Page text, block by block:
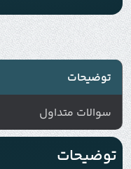
توضیحات
سوالات متداول
توضیحات